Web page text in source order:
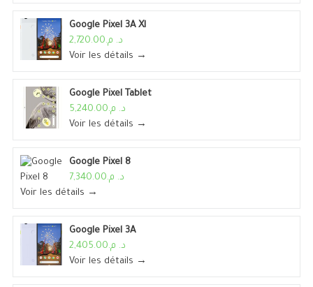
Google Pixel 3A Xl
د. م.2,720.00
Voir les détails →
Google Pixel Tablet
د. م.5,240.00
Voir les détails →
Google Pixel 8
د. م.7,340.00
Voir les détails →
Google Pixel 3A
د. م.2,405.00
Voir les détails →